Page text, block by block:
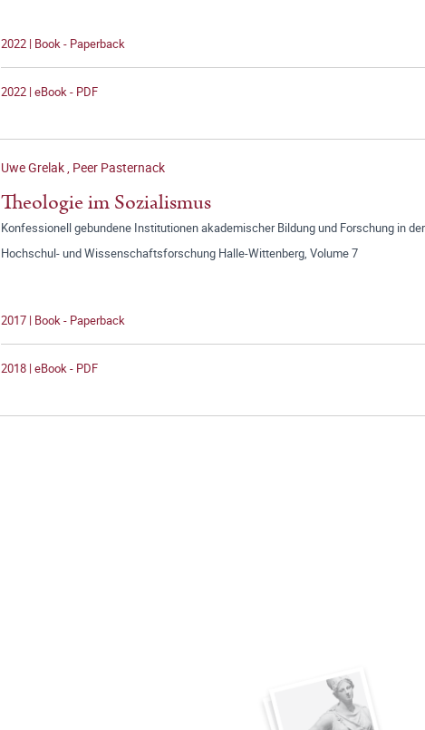
2022 | Book - Paperback
2022 | eBook - PDF
Uwe Grelak, Peer Pasternack
Theologie im Sozialismus
Konfessionell gebundene Institutionen akademischer Bildung und Forschung in
Hochschul- und Wissenschaftsforschung Halle-Wittenberg, Volume 7
2017 | Book - Paperback
2018 | eBook - PDF